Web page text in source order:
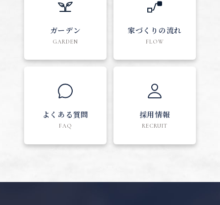
ガーデン
GARDEN
家づくりの流れ
FLOW
よくある質問
FAQ
採用情報
RECRUIT